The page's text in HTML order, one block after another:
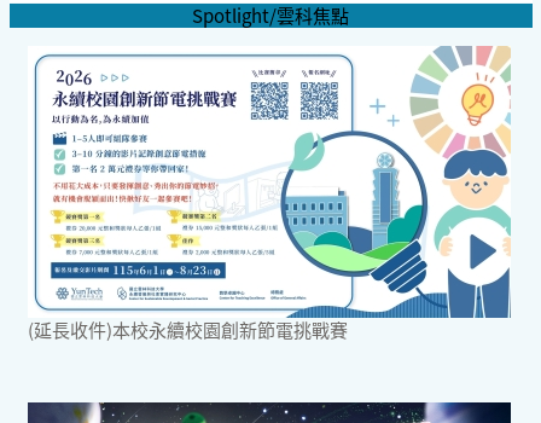
Spotlight/雲科焦點
(延長收件)本校永續校園創新節電挑戰賽